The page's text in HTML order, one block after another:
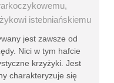
istebniańskiemu
jest zawsze od
Nici w tym hafcie
krzyżyki. Jest
charakteryzuje się